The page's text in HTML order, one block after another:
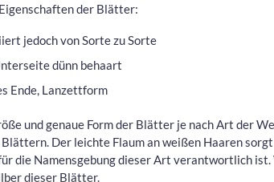
der Blätter:
jedoch von Sorte zu Sorte
dünn behaart
Ende, Lanzettform
und genaue Form der Blätter je nach Art der
Der leichte Flaum an weißen Haaren
die Namensgebung dieser Art verantwortlich
dieser Blätter.